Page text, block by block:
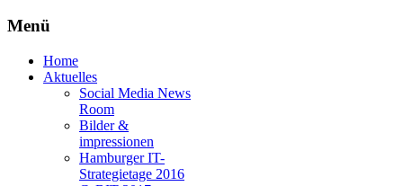
Menü
Home
Aktuelles
Social Media News
Room
Bilder &
impressionen
Hamburger IT-
Strategietage 2016